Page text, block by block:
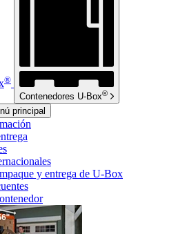
®
Contenedores U-Box®
principal
y entrega de U-Box